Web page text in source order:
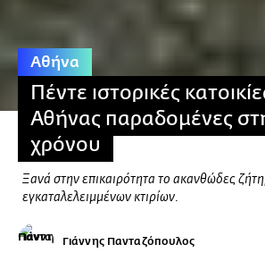
Αθήνα
Πέντε ιστορικές
Αθήνας παραδομένες
χρόνου
Ξανά στην επικαιρότητα το ακανθώδες
εγκαταλελειμμένων κτιρίων.
Γιάννης Πανταζόπουλος